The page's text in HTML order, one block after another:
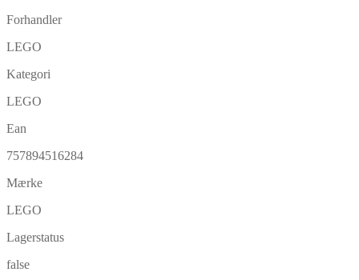
Forhandler
LEGO
Kategori
LEGO
Ean
757894516284
Mærke
LEGO
Lagerstatus
false